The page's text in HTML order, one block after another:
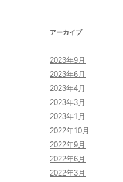
アーカイブ
2023年9月
2023年6月
2023年4月
2023年3月
2023年1月
2022年10月
2022年9月
2022年6月
2022年3月